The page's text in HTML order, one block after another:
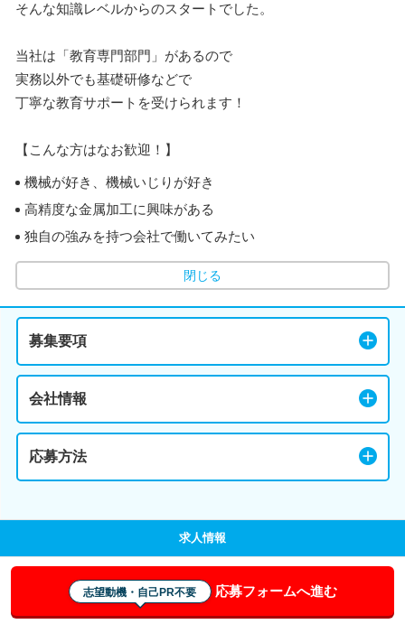
そんな知識レベルからのスタートでした。
当社は「教育専門部門」があるので
実務以外でも基礎研修などで
丁寧な教育サポートを受けられます！
【こんな方はなお歓迎！】
機械が好き、機械いじりが好き
高精度な金属加工に興味がある
独自の強みを持つ会社で働いてみたい
閉じる
募集要項
会社情報
応募方法
求人情報
志望動機・自己PR不要 応募フォームへ進む